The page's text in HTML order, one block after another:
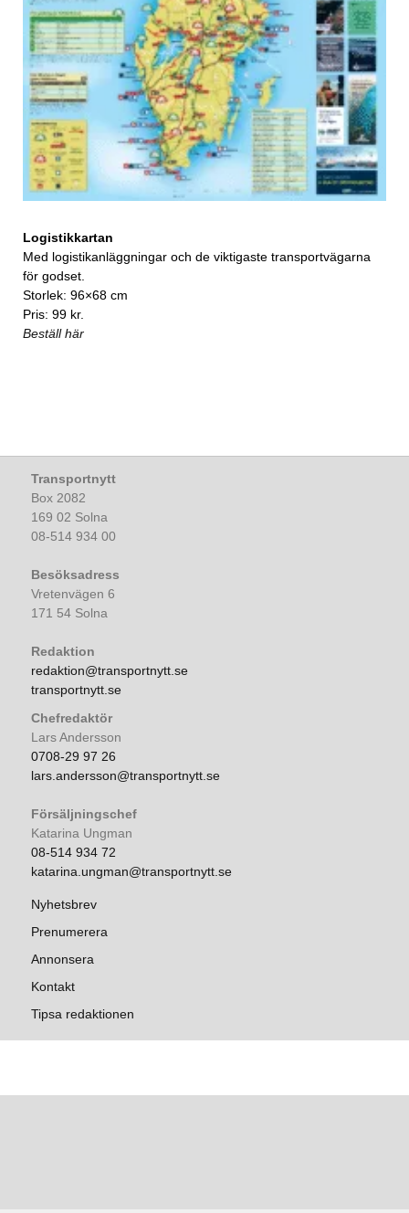
Logistikkartan
Med logistikanläggningar och de viktigaste transportvägarna
för godset.
Storlek: 96×68 cm
Pris: 99 kr.
Beställ här
Transportnytt
Box 2082
169 02 Solna
08-514 934 00
Besöksadress
Vretenvägen 6
171 54 Solna
Redaktion
redaktion@transportnytt.se
transportnytt.se
Chefredaktör
Lars Andersson
0708-29 97 26
lars.andersson@transportnytt.se
Försäljningschef
Katarina Ungman
08-514 934 72
katarina.ungman@transportnytt.se
Nyhetsbrev
Prenumerera
Annonsera
Kontakt
Tipsa redaktionen